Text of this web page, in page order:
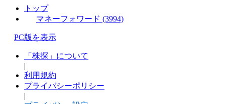
トップ
マネーフォワード (3994)
PC版を表示
「株探」について
|
利用規約
プライバシーポリシー
|